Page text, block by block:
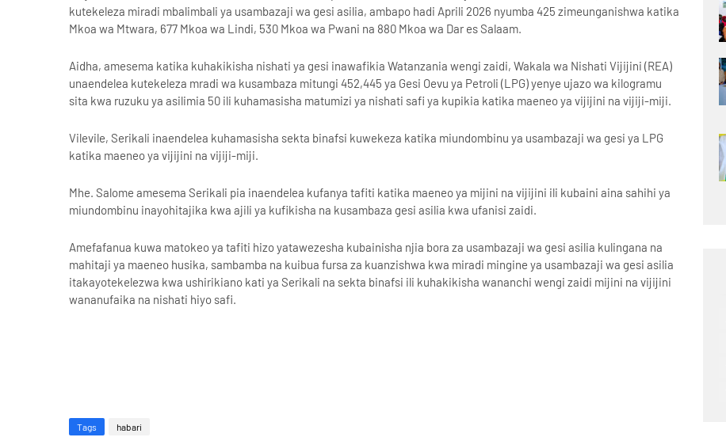
kutekeleza miradi mbalimbali ya usambazaji wa gesi asilia, ambapo hadi Aprili 2026 nyumba 425 zimeunganishwa katika
Mkoa wa Mtwara, 677 Mkoa wa Lindi, 530 Mkoa wa Pwani na 880 Mkoa wa Dar es Salaam.
Aidha, amesema katika kuhakikisha nishati ya gesi inawafikia Watanzania wengi zaidi, Wakala wa Nishati Vijijini (REA)
unaendelea kutekeleza mradi wa kusambaza mitungi 452,445 ya Gesi Oevu ya Petroli (LPG) yenye ujazo wa kilogramu
sita kwa ruzuku ya asilimia 50 ili kuhamasisha matumizi ya nishati safi ya kupikia katika maeneo ya vijijini na vijiji-miji.
Vilevile, Serikali inaendelea kuhamasisha sekta binafsi kuwekeza katika miundombinu ya usambazaji wa gesi ya LPG
katika maeneo ya vijijini na vijiji-miji.
Mhe. Salome amesema Serikali pia inaendelea kufanya tafiti katika maeneo ya mijini na vijijini ili kubaini aina sahihi ya
miundombinu inayohitajika kwa ajili ya kufikisha na kusambaza gesi asilia kwa ufanisi zaidi.
Amefafanua kuwa matokeo ya tafiti hizo yatawezesha kubainisha njia bora za usambazaji wa gesi asilia kulingana na
mahitaji ya maeneo husika, sambamba na kuibua fursa za kuanzishwa kwa miradi mingine ya usambazaji wa gesi asilia
itakayotekelezwa kwa ushirikiano kati ya Serikali na sekta binafsi ili kuhakikisha wananchi wengi zaidi mijini na vijijini
wananufaika na nishati hiyo safi.
Tags habari